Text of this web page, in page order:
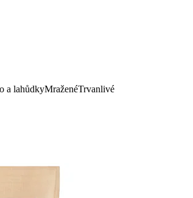
a lahůdkyMraženéTrvanlivé